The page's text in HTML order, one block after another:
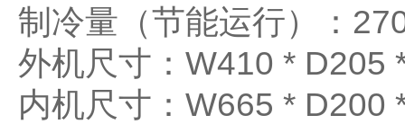
制冷量（节能运行）：
外机尺寸：W410 * D205
内机尺寸：W665 * D200